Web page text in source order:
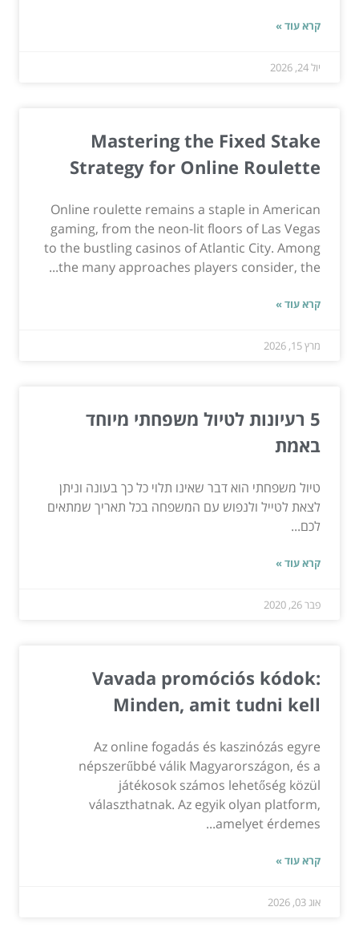
קרא עוד »
יול 24, 2026
Mastering the Fixed Stake
Strategy for Online Roulette
Online roulette remains a staple in American
gaming, from the neon-lit floors of Las Vegas
to the bustling casinos of Atlantic City. Among
the many approaches players consider, the...
קרא עוד »
מרץ 15, 2026
5 רעיונות לטיול משפחתי מיוחד
באמת
טיול משפחתי הוא דבר שאינו תלוי כל כך בעונה וניתן
לצאת לטייל ולנפוש עם המשפחה בכל תאריך שמתאים
לכם...
קרא עוד »
פבר 26, 2020
Vavada promóciós kódok:
Minden, amit tudni kell
Az online fogadás és kaszinózás egyre
népszerűbbé válik Magyarországon, és a
játékosok számos lehetőség közül
választhatnak. Az egyik olyan platform,
amelyet érdemes...
קרא עוד »
אוג 03, 2026